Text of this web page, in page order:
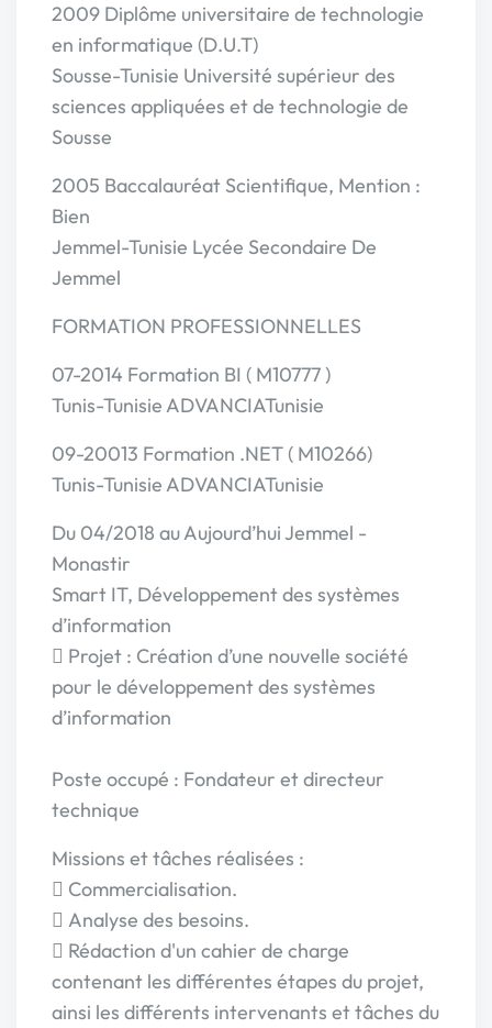
2009 Diplôme universitaire de technologie
en informatique (D.U.T)
Sousse-Tunisie Université supérieur des
sciences appliquées et de technologie de
Sousse
2005 Baccalauréat Scientifique, Mention :
Bien
Jemmel-Tunisie Lycée Secondaire De
Jemmel
FORMATION PROFESSIONNELLES
07-2014 Formation BI ( M10777 )
Tunis-Tunisie ADVANCIATunisie
09-20013 Formation .NET ( M10266)
Tunis-Tunisie ADVANCIATunisie
Du 04/2018 au Aujourd’hui Jemmel -
Monastir
Smart IT, Développement des systèmes
d’information
 Projet : Création d’une nouvelle société
pour le développement des systèmes
d’information
Poste occupé : Fondateur et directeur
technique
Missions et tâches réalisées :
 Commercialisation.
 Analyse des besoins.
 Rédaction d'un cahier de charge
contenant les différentes étapes du projet,
ainsi les différents intervenants et tâches du